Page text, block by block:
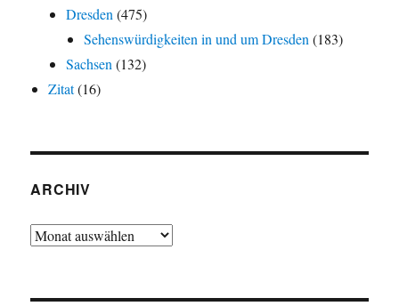
Dresden (475)
Sehenswürdigkeiten in und um Dresden (183)
Sachsen (132)
Zitat(16)
ARCHIV
Archiv